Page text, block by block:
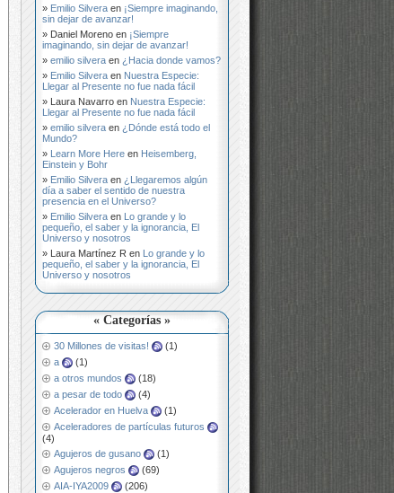
Emilio Silvera en ¡Siempre imaginando,
sin dejar de avanzar!
Daniel Moreno en ¡Siempre
imaginando, sin dejar de avanzar!
emilio silvera en ¿Hacia donde vamos?
Emilio Silvera en Nuestra Especie:
Llegar al Presente no fue nada fácil
Laura Navarro en Nuestra Especie:
Llegar al Presente no fue nada fácil
emilio silvera en ¿Dónde está todo el
Mundo?
Learn More Here en Heisemberg,
Einstein y Bohr
Emilio Silvera en ¿Llegaremos algún
día a saber el sentido de nuestra
presencia en el Universo?
Emilio Silvera en Lo grande y lo
pequeño, el saber y la ignorancia, El
Universo y nosotros
Laura Martínez R en Lo grande y lo
pequeño, el saber y la ignorancia, El
Universo y nosotros
« Categorías »
30 Millones de visitas!
(1)
a
(1)
a otros mundos
(18)
a pesar de todo
(4)
Acelerador en Huelva
(1)
Aceleradores de partículas futuros
(4)
Agujeros de gusano
(1)
Agujeros negros
(69)
AIA-IYA2009
(206)